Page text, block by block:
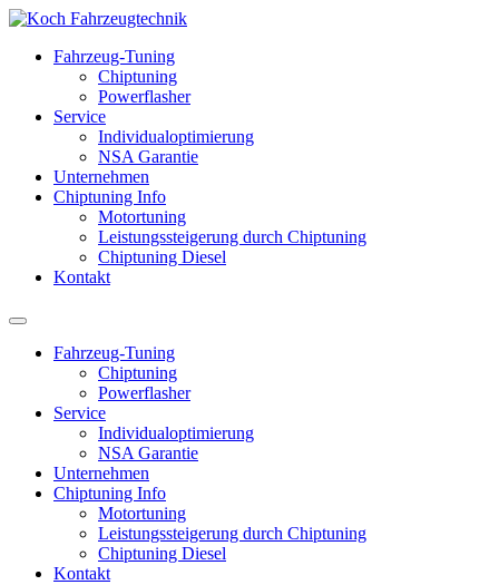
Fahrzeug-Tuning
Chiptuning
Powerflasher
Service
Individualoptimierung
NSA Garantie
Unternehmen
Chiptuning Info
Motortuning
Leistungssteigerung durch Chiptuning
Chiptuning Diesel
Kontakt
Fahrzeug-Tuning
Chiptuning
Powerflasher
Service
Individualoptimierung
NSA Garantie
Unternehmen
Chiptuning Info
Motortuning
Leistungssteigerung durch Chiptuning
Chiptuning Diesel
Kontakt